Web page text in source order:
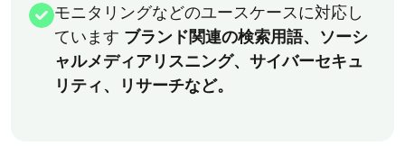
モニタリングなどのユースケースに対応し
ています ブランド関連の検索用語、ソーシ
ャルメディアリスニング、サイバーセキュ
リティ、リサーチなど。